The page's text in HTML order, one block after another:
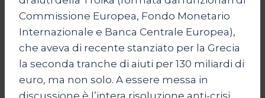
Commissione Europea, Fondo Monetario
Internazionale e Banca Centrale Europea),
che aveva di recente stanziato per la Grecia
la seconda tranche di aiuti per 130 miliardi di
euro, ma non solo. A essere messa in
discussione è l’intera risoluzione anti-crisi